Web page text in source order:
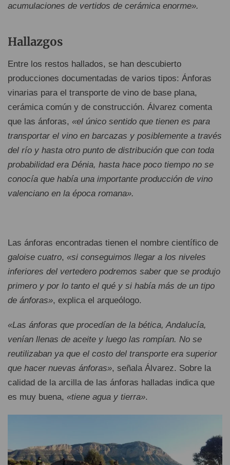
acumulaciones de vertidos de cerámica enorme».
Hallazgos
Entre los restos hallados, se han descubierto
producciones documentadas de varios tipos: Ánforas
vinarias para el transporte de vino de base plana,
cerámica común y de construcción. Álvarez comenta
que las ánforas, «el único sentido que tienen es para
transportar el vino en barcazas y posiblemente a través
del río y hasta otro punto de distribución que con toda
probabilidad era Dénia, hasta hace poco tiempo no se
conocía que había una importante producción de vino
valenciano en la época romana».
Las ánforas encontradas tienen el nombre científico de
galoise cuatro, «si conseguimos llegar a los niveles
inferiores del vertedero podremos saber que se produjo
primero y por lo tanto el qué y si había más de un tipo
de ánforas», explica el arqueólogo.
«Las ánforas que procedían de la bética, Andalucía,
venían llenas de aceite y luego las rompían. No se
reutilizaban ya que el costo del transporte era superior
que hacer nuevas ánforas», señala Álvarez. Sobre la
calidad de la arcilla de las ánforas halladas indica que
es muy buena, «tiene agua y tierra».